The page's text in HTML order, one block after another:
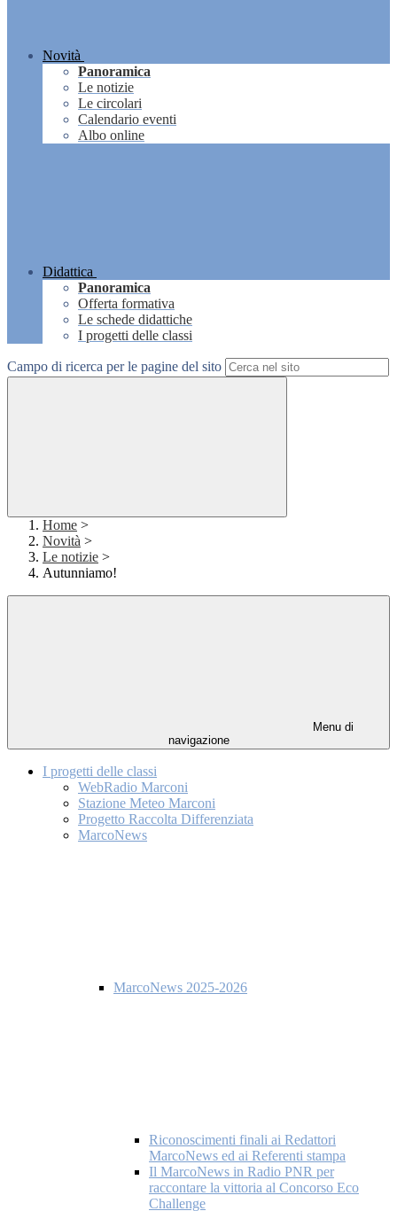
Novità
Panoramica
Le notizie
Le circolari
Calendario eventi
Albo online
Didattica
Panoramica
Offerta formativa
Le schede didattiche
I progetti delle classi
Campo di ricerca per le pagine del sito
Home >
Novità >
Le notizie >
Autunniamo!
Menu di
navigazione
I progetti delle classi
WebRadio Marconi
Stazione Meteo Marconi
Progetto Raccolta Differenziata
MarcoNews
MarcoNews 2025-2026
Riconoscimenti finali ai Redattori
MarcoNews ed ai Referenti stampa
Il MarcoNews in Radio PNR per
raccontare la vittoria al Concorso Eco
Challenge